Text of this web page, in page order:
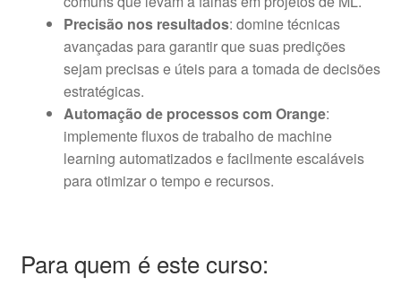
Precisão nos resultados: domine técnicas
avançadas para garantir que suas predições
sejam precisas e úteis para a tomada de decisões
estratégicas.
Automação de processos com Orange:
implemente fluxos de trabalho de machine
learning automatizados e facilmente escaláveis
para otimizar o tempo e recursos.
Para quem é este curso: